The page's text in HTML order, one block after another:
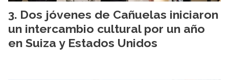
Dos jóvenes de Cañuelas iniciaron
un intercambio cultural por un año
en Suiza y Estados Unidos